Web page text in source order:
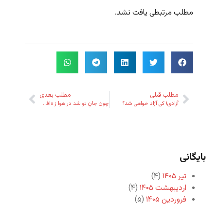
مطلب مرتبطی یافت نشد.
مطلب قبلی
آزادی! کی آزاد خواهی شد؟
مطلب بعدی
چون جانِ تو شد در هوا ز «افسانه»‌ی شیرین ما…
بایگانی
تیر ۱۴۰۵
(۴)
اردیبهشت ۱۴۰۵
(۴)
فروردین ۱۴۰۵
(۵)